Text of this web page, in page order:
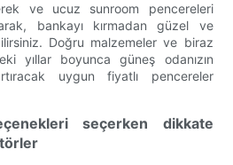
ve ucuz sunroom pencereleri
bankayı kırmadan güzel ve
Doğru malzemeler ve biraz
yıllar boyunca güneş odanızın
uygun fiyatlı pencereler
seçerken dikkate